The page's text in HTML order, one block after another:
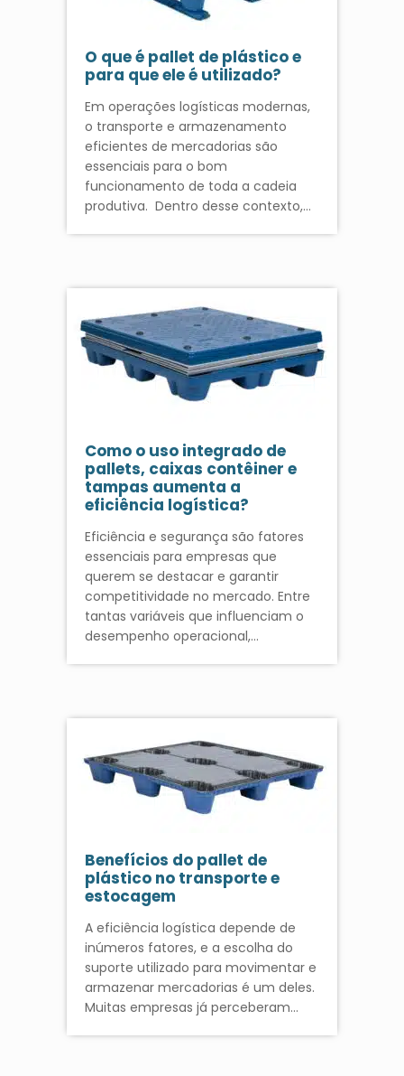
O que é pallet de plástico e
para que ele é utilizado?
Em operações logísticas modernas,
o transporte e armazenamento
eficientes de mercadorias são
essenciais para o bom
funcionamento de toda a cadeia
produtiva. Dentro desse contexto,…
Como o uso integrado de
pallets, caixas contêiner e
tampas aumenta a
eficiência logística?
Eficiência e segurança são fatores
essenciais para empresas que
querem se destacar e garantir
competitividade no mercado. Entre
tantas variáveis que influenciam o
desempenho operacional,…
Benefícios do pallet de
plástico no transporte e
estocagem
A eficiência logística depende de
inúmeros fatores, e a escolha do
suporte utilizado para movimentar e
armazenar mercadorias é um deles.
Muitas empresas já perceberam…